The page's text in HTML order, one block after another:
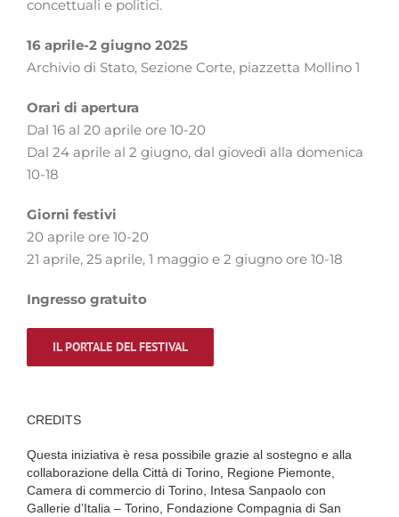
concettuali e politici.
16 aprile-2 giugno 2025
Archivio di Stato, Sezione Corte, piazzetta Mollino 1
Orari di apertura
Dal 16 al 20 aprile ore 10-20
Dal 24 aprile al 2 giugno, dal giovedì alla domenica
10-18
Giorni festivi
20 aprile ore 10-20
21 aprile, 25 aprile, 1 maggio e 2 giugno ore 10-18
Ingresso gratuito
IL PORTALE DEL FESTIVAL
CREDITS
Questa iniziativa è resa possibile grazie al sostegno e alla
collaborazione della Città di Torino, Regione Piemonte,
Camera di commercio di Torino, Intesa Sanpaolo con
Gallerie d’Italia – Torino, Fondazione Compagnia di San